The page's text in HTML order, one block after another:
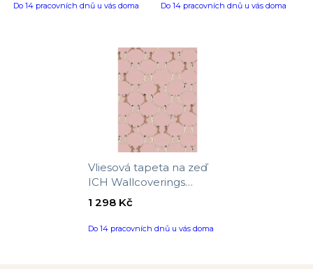
Do 14 pracovních dnů u vás doma Do 14 pracovních dnů u vás doma
Vliesová tapeta na zeď
ICH Wallcoverings
Batabasta 6500-4,
Do 14 pracovních dnů u vás doma
1 298 Kč